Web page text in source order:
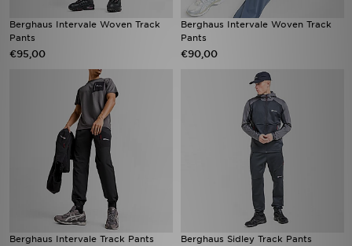
Berghaus Intervale Woven Track
Pants
€95,00
Berghaus Intervale Woven Track
Pants
€90,00
Berghaus Intervale Track Pants Berghaus Sidley Track Pants